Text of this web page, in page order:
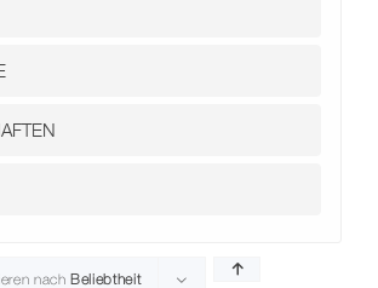
nach Beliebtheit